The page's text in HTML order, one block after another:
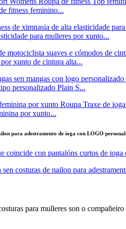
fitness feminino...
para mulleres por xunto...
xunto de cintura alta...
personalizado Plain S...
por xunto...
para adestramento de ioga con LOGO
para mulleres son o